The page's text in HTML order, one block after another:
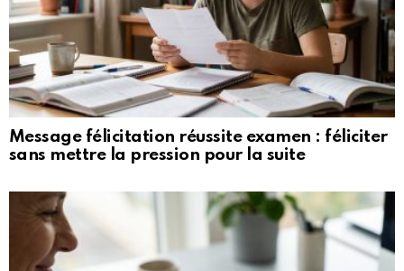
Message félicitation réussite examen : féliciter
sans mettre la pression pour la suite